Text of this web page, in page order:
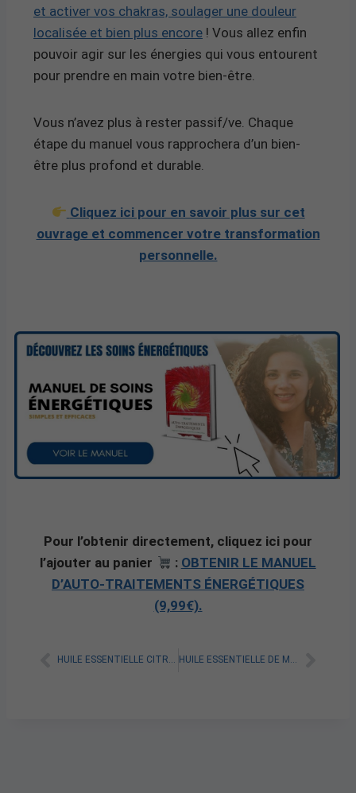
et activer vos chakras, soulager une douleur
localisée et bien plus encore ! Vous allez enfin
pouvoir agir sur les énergies qui vous entourent
pour prendre en main votre bien-être.
Vous n’avez plus à rester passif/ve. Chaque
étape du manuel vous rapprochera d’un bien-
être plus profond et durable.
Cliquez ici pour en savoir plus sur cet
ouvrage et commencer votre transformation
personnelle.
Pour l’obtenir directement, cliquez ici pour
l’ajouter au panier
: OBTENIR LE MANUEL
D’AUTO-TRAITEMENTS ÉNERGÉTIQUES
(9,99€).
HUILE ESSENTIELLE CITRON POUR MAIGRIR : TOUT SAVOIR HUILE ESSENTIELLE DE MANDARINE ROUGE POUR MAIGRIR : TOUT SAVOIR